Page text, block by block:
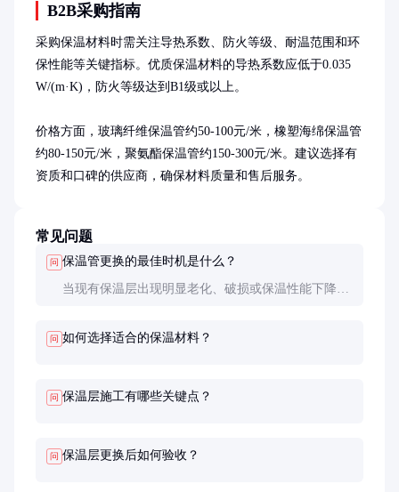
B2B采购指南
采购保温材料时需关注导热系数、防火等级、耐温范围和环
保性能等关键指标。优质保温材料的导热系数应低于0.035
W/(m·K)，防火等级达到B1级或以上。
价格方面，玻璃纤维保温管约50-100元/米，橡塑海绵保温管
约80-150元/米，聚氨酯保温管约150-300元/米。建议选择有
资质和口碑的供应商，确保材料质量和售后服务。
常见问题
问 保温管更换的最佳时机是什么？
当现有保温层出现明显老化、破损或保温性能下降
问 如何选择适合的保温材料？
问 保温层施工有哪些关键点？
问 保温层更换后如何验收？